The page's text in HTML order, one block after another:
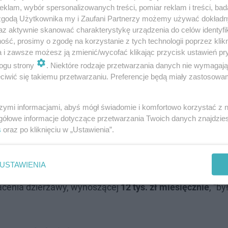
Wpadł w zaporę, latarnię i drzewo, znalazły go
generalnego Lasów Państwowych Józef
Pytany o wartość nieruchomości, powiedział,
by rościć sobie jakieś prawa
dzierżawy, wynoszącej12 tys. zł miesięcznie,
wybór spersonalizowanych treści, pomiar reklam i treści,
Użytkownika my i Zaufani Partnerzy możemy używać
aktywnie skanować charakterystykę urządzenia do celów
prosimy o zgodę na korzystanie z tych technologii poprzez
i zawsze możesz ją zmienić/wycofać klikając przycisk ustawień
strony
. Niektóre rodzaje przetwarzania danych nie
się takiemu przetwarzaniu. Preferencje będą miały
informacjami, abyś mógł świadomie i komfortowo korzystać z
informacje dotyczące przetwarzania Twoich danych
oraz po kliknięciu w „Ustawienia”.
USTAWIENIA